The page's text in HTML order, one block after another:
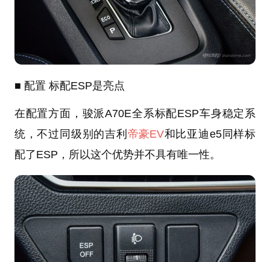
■ 配置 标配ESP是亮点
在配置方面，骏派A70E全系标配ESP车身稳定系
统，不过同级别的吉利 帝豪EV和比亚迪e5同样标
配了ESP，所以这个优势并不具有唯一性。